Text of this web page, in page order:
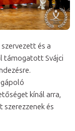
és a
támogatott Svájci
kínál arra,
szerezzenek és